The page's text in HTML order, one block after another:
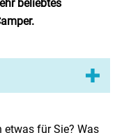
beliebtes
.
etwas für Sie? Was